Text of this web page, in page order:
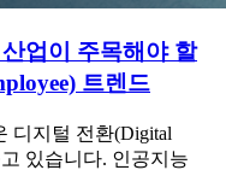
업이 주목해야 할
트렌드
디지털 전환(Digital
있습니다. 인공지능